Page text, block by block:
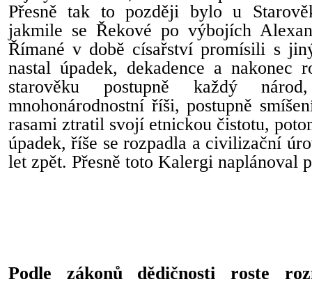
Přesně tak to později bylo u
jakmile se Řekové po výbojích
Římané v době císařství promísili s
nastal úpadek, dekadence a nakonec
starověku postupně každý
mnohonárodnostní říši, postupně
rasami ztratil svojí etnickou čistotu,
úpadek, říše se rozpadla a civilizační
let zpět. Přesně toto Kalergi naplánoval
Podle zákonů dědičnosti roste